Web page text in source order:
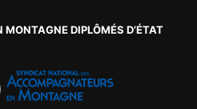
DIPLÔMÉS D’ÉTAT